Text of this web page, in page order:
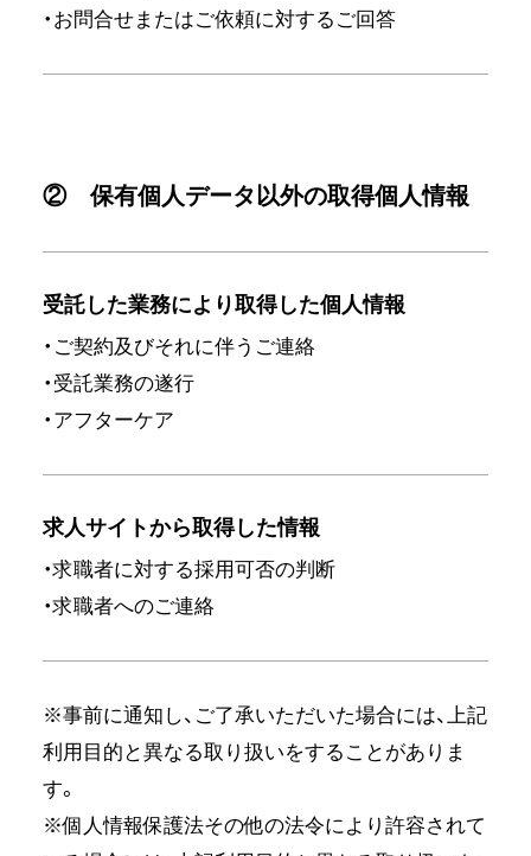
・お問合せまたはご依頼に対するご回答
② 保有個人データ以外の取得個人情報
受託した業務により取得した個人情報
・ご契約及びそれに伴うご連絡
・受託業務の遂行
・アフターケア
求人サイトから取得した情報
・求職者に対する採用可否の判断
・求職者へのご連絡
※事前に通知し、ご了承いただいた場合には、上記
利用目的と異なる取り扱いをすることがありま
す。
※個人情報保護法その他の法令により許容されて